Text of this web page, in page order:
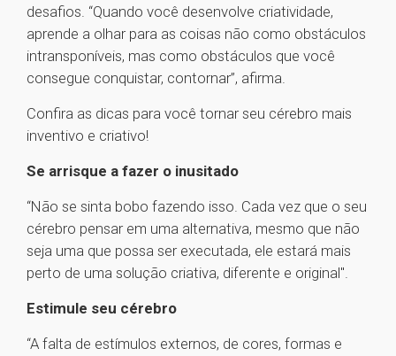
desafios. “Quando você desenvolve criatividade,
aprende a olhar para as coisas não como obstáculos
intransponíveis, mas como obstáculos que você
consegue conquistar, contornar”, afirma.
Confira as dicas para você tornar seu cérebro mais
inventivo e criativo!
Se arrisque a fazer o inusitado
“Não se sinta bobo fazendo isso. Cada vez que o seu
cérebro pensar em uma alternativa, mesmo que não
seja uma que possa ser executada, ele estará mais
perto de uma solução criativa, diferente e original".
Estimule seu cérebro
“A falta de estímulos externos, de cores, formas e